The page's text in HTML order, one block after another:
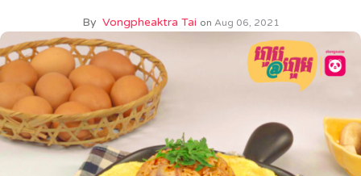
By Vongpheaktra Tai on Aug 06, 2021